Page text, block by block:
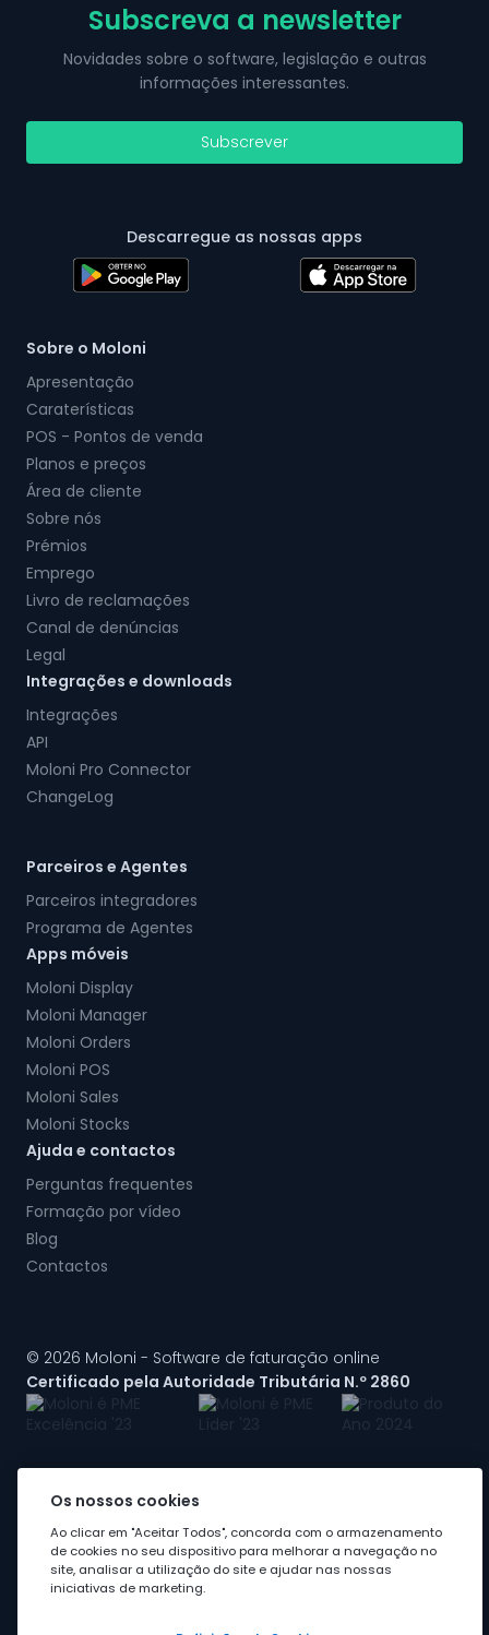
Subscreva a newsletter
Novidades sobre o software, legislação e outras
informações interessantes.
Subscrever
Descarregue as nossas apps
Sobre o Moloni
Apresentação
Caraterísticas
POS - Pontos de venda
Planos e preços
Área de cliente
Sobre nós
Prémios
Emprego
Livro de reclamações
Canal de denúncias
Legal
Integrações e downloads
Integrações
API
Moloni Pro Connector
ChangeLog
Parceiros e Agentes
Parceiros integradores
Programa de Agentes
Apps móveis
Moloni Display
Moloni Manager
Moloni Orders
Moloni POS
Moloni Sales
Moloni Stocks
Ajuda e contactos
Perguntas frequentes
Formação por vídeo
Blog
Contactos
© 2026 Moloni - Software de faturação online
Certificado pela Autoridade Tributária N.º 2860
A Moloni faz parte dogrupo Visma
Os nossos cookies
Ao clicar em "Aceitar Todos", concorda com o armazenamento
de cookies no seu dispositivo para melhorar a navegação no
site, analisar a utilização do site e ajudar nas nossas
iniciativas de marketing.